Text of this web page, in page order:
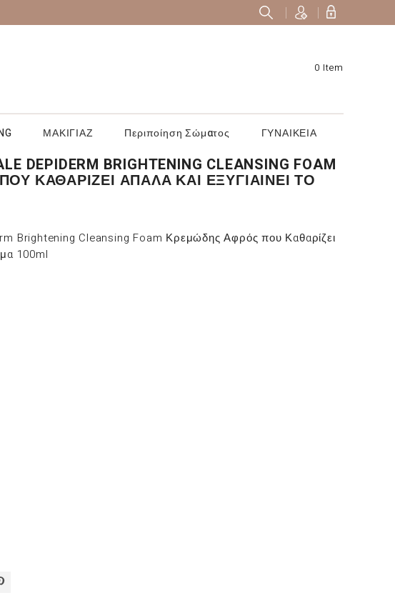
0 Item
ΜΑΚΙΓΙΑΖ Περιποίηση Σώματος ΓΥΝΑΙΚΕΙΑ
DEPIDERM BRIGHTENING CLEANSING FOAM
ΚΑΘΑΡΊΖΕΙ ΑΠΑΛΆ ΚΑΙ ΕΞΥΓΙΑΊΝΕΙ ΤΟ
Brightening Cleansing Foam Κρεμώδης Αφρός που Καθαρίζει
100ml